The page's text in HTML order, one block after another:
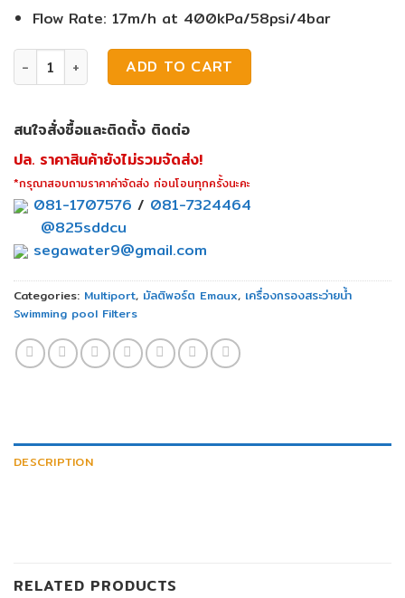
Flow Rate: 17m/h at 400kPa/58psi/4bar
มัลติพอร์ตวาล์ว Emaux For MFV &TMG รุ่น MPV07-MFV-V
ADD TO CART
สนใจสั่งซื้อและติดตั้ง ติดต่อ
ปล. ราคาสินค้ายังไม่รวมจัดส่ง!
*กรุณาสอบถามราคาค่าจัดส่ง ก่อนโอนทุกครั้งนะคะ
081-1707576 / 081-7324464
@825sddcu
segawater9@gmail.com
Categories: Multiport, มัลติพอร์ต Emaux, เครื่องกรองสระว่ายน้ำ
Swimming pool Filters
DESCRIPTION
RELATED PRODUCTS